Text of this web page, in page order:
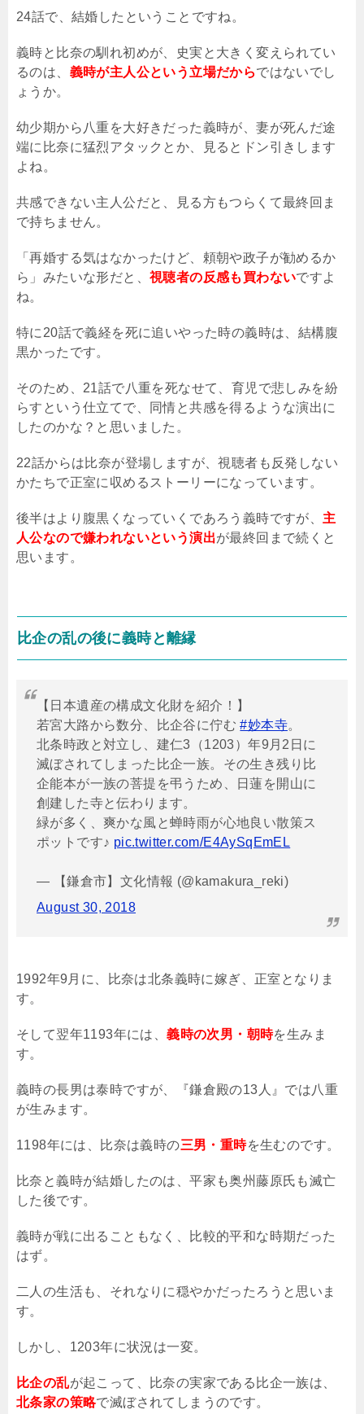
24話で、結婚したということですね。
義時と比奈の馴れ初めが、史実と大きく変えられてい
るのは、 義時が主人公という立場だからではないでし
ょうか。
幼少期から八重を大好きだった義時が、妻が死んだ途
端に比奈に猛烈アタックとか、見るとドン引きします
よね。
共感できない主人公だと、見る方もつらくて最終回ま
で持ちません。
「再婚する気はなかったけど、頼朝や政子が勧めるか
ら」みたいな形だと、 視聴者の反感も買わないですよ
ね。
特に20話で義経を死に追いやった時の義時は、結構腹
黒かったです。
そのため、21話で八重を死なせて、育児で悲しみを紛
らすという仕立てで、同情と共感を得るような演出に
したのかな？と思いました。
22話からは比奈が登場しますが、視聴者も反発しない
かたちで正室に収めるストーリーになっています。
後半はより腹黒くなっていくであろう義時ですが、 主
人公なので嫌われないという演出が最終回まで続くと
思います。
比企の乱の後に義時と離縁
【日本遺産の構成文化財を紹介！】
若宮大路から数分、比企谷に佇む#妙本寺。
北条時政と対立し、建仁3（1203）年9月2日に
滅ぼされてしまった比企一族。その生き残り比
企能本が一族の菩提を弔うため、日蓮を開山に
創建した寺と伝わります。
緑が多く、爽かな風と蝉時雨が心地良い散策ス
ポットです♪ pic.twitter.com/E4AySqEmEL
— 【鎌倉市】文化情報 (@kamakura_reki)
August 30, 2018
1992年9 月に、比奈は北条義時に嫁ぎ、正室となりま
す。
そして翌年1193年には、義時の次男・朝時を生みま
す。
義時の長男は泰時ですが、『鎌倉殿の13 人』では八重
が生みます。
1198年には、比奈は義時の三男・重時を生むのです。
比奈と義時が結婚したのは、平家も奥州藤原氏も滅亡
した後です。
義時が戦に出ることもなく、比較的平和な時期だった
はず。
二人の生活も、それなりに穏やかだったろうと思いま
す。
しかし、 1203年に状況は一変。
比企の乱が起こって、比奈の実家である比企一族は、
北条家の策略で滅ぼされてしまうのです。